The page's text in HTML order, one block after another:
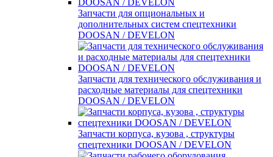
Запчасти для опциональных и
дополнительных систем спецтехники
DOOSAN / DEVELON
Запчасти для технического обслуживания и
расходные материалы для спецтехники
DOOSAN / DEVELON
Запчасти корпуса, кузова , структуры
спецтехники DOOSAN / DEVELON